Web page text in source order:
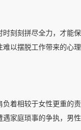
刻刻拼尽全力，才能
以摆脱工作带来的心
着相较于女性更重的
家庭琐事的争执，男